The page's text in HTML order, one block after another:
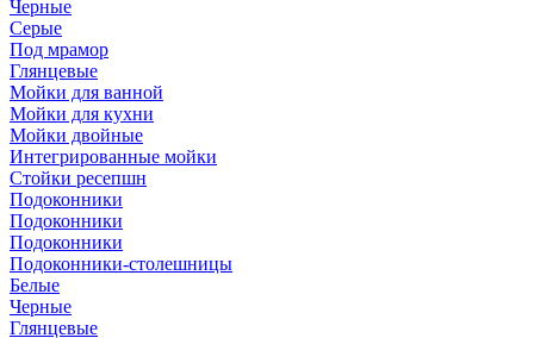
Черные
Серые
Под мрамор
Глянцевые
Мойки для ванной
Мойки для кухни
Мойки двойные
Интегрированные мойки
Стойки ресепшн
Подоконники
Подоконники
Подоконники
Подоконники-столешницы
Белые
Черные
Глянцевые